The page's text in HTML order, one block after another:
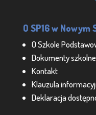
O SP16 w Nowym
O Szkole
Dokumenty szkolne
Kontakt
Klauzula
Deklaracja